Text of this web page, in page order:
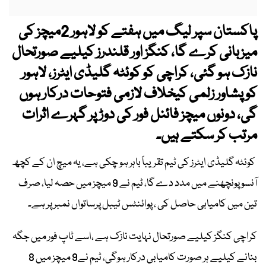
پاکستان سپر لیگ میں ہفتے کو لاہور 2میچز کی
میزبانی کرے گا، کنگز اور قلندرز کیلیے صورتحال
نازک ہو گئی، کراچی کو کوئٹہ گلیڈی ایٹرز، لاہور
کو پشاور زلمی کیخلاف لازمی فتوحات درکار ہوں
گی، دونوں میچز فائنل فور کی دوڑ پر گہرے اثرات
مرتب کر سکتے ہیں۔
کوئٹہ گلیڈی ایٹرز کی ٹیم تقریباً باہر ہو چکی ہے، یہ میچ ان کے کچھ
آنسو پونچھنے میں مدد دے گا، ٹیم نے 9 میچز میں حصہ لیا، صرف
تین میں کامیابی حاصل کی ، پوائنٹس ٹیبل پرساتواں نمبر پر ہے۔
کراچی کنگز کیلیے صورتحال نہایت نازک ہے ،اسے ٹاپ فور میں جگہ
بنانے کیلیے ہر صورت کامیابی درکار ہوگی، ٹیم نے9 میچز میں 8